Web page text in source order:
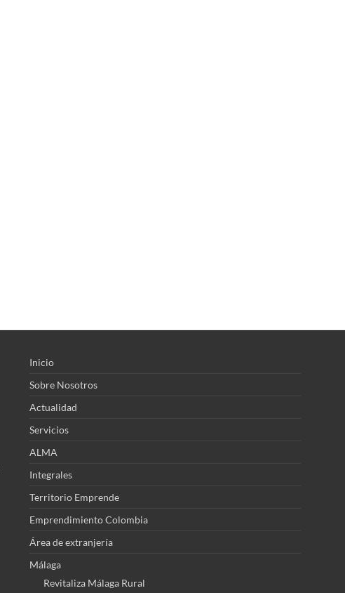
Inicio
Sobre Nosotros
Actualidad
Servicios
ALMA
Integrales
Territorio Emprende
Emprendimiento Colombia
Área de extranjería
Málaga
Revitaliza Málaga Rural